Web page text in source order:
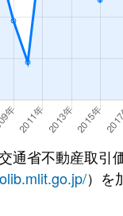
通省不動産取引
）を